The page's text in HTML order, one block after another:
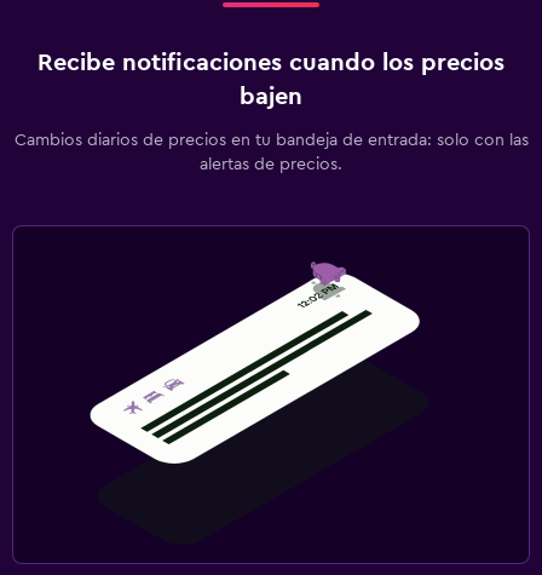
Recibe notificaciones cuando los precios
bajen
Cambios diarios de precios en tu bandeja de entrada: solo con las
alertas de precios.